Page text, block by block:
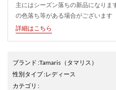
主にはシーズン落ちの新品になり
の色落ち等がある場合がございます
詳細はこちら
ブランド :Tamaris （タマリス）
性別タイプ:レディース
カテゴリ :